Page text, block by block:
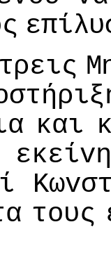
τρεις
και
τoυς